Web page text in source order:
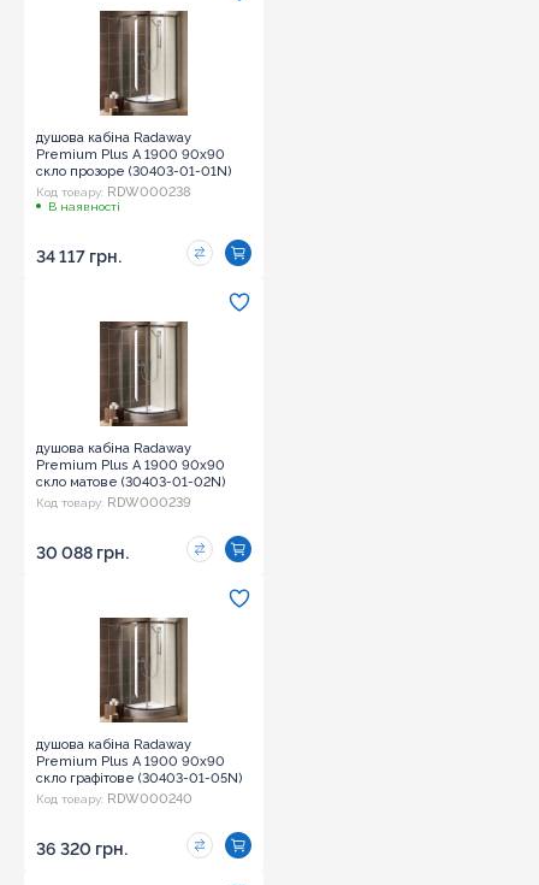
душова кабіна Radaway
Premium Plus A 1900 90x90
скло прозоре (30403-01-01N)
Код товару: RDW000238
В наявності
34 117 грн.
душова кабіна Radaway
Premium Plus A 1900 90x90
скло матове (30403-01-02N)
Код товару: RDW000239
30 088 грн.
душова кабіна Radaway
Premium Plus A 1900 90x90
скло графітове (30403-01-05N)
Код товару: RDW000240
36 320 грн.